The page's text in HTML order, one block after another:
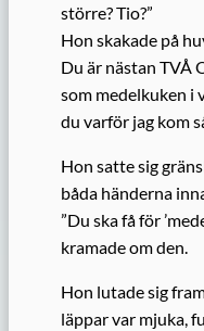
större? Tio?”
Hon skakade på
Du är nästan TVÅ
som medelkuken i
du varför jag kom
Hon satte sig
båda händerna
”Du ska få för
kramade om den.
Hon lutade sig
läppar var mjuka,